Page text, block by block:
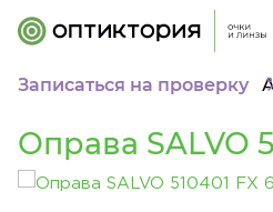
Записаться на проверку
Оправа SALVO